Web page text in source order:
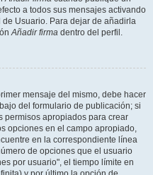
a todos sus mensajes activando
Usuario. Para dejar de añadirla
Añadir firma dentro del perfil.
mensaje del mismo, debe hacer
del formulario de publicación; si
permisos apropiados para crear
opciones en el campo apropiado,
en la correspondiente línea
de opciones que el usuario
por usuario", el tiempo límite en